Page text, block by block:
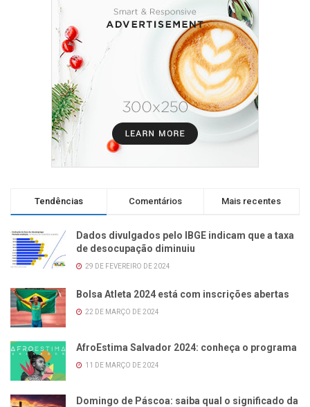
Tendências Comentários Mais recentes
Dados divulgados pelo IBGE indicam que a taxa
de desocupação diminuiu
29 DE FEVEREIRO DE 2024
Bolsa Atleta 2024 está com inscrições abertas
22 DE MARÇO DE 2024
AfroEstima Salvador 2024: conheça o programa
11 DE MARÇO DE 2024
Domingo de Páscoa: saiba qual o significado da